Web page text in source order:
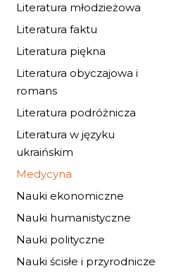
Literatura młodzieżowa
Literatura faktu
Literatura piękna
Literatura obyczajowa i
romans
Literatura podróżnicza
Literatura w języku
ukraińskim
Medycyna
Nauki ekonomiczne
Nauki humanistyczne
Nauki polityczne
Nauki ścisłe i przyrodnicze